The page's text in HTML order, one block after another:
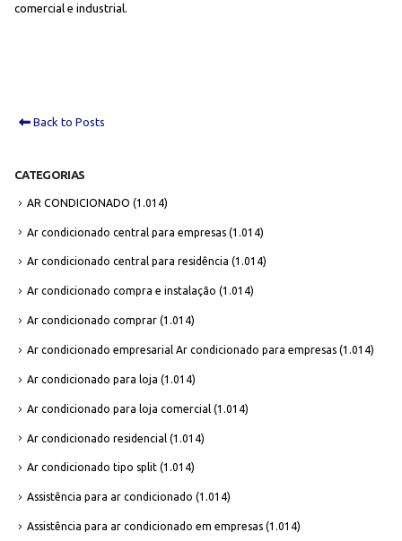
comercial e industrial.
Back to Posts
CATEGORIAS
AR CONDICIONADO (1.014)
Ar condicionado central para empresas (1.014)
Ar condicionado central para residência (1.014)
Ar condicionado compra e instalação (1.014)
Ar condicionado comprar (1.014)
Ar condicionado empresarial Ar condicionado para empresas (1.014)
Ar condicionado para loja (1.014)
Ar condicionado para loja comercial (1.014)
Ar condicionado residencial (1.014)
Ar condicionado tipo split (1.014)
Assistência para ar condicionado (1.014)
Assistência para ar condicionado em empresas (1.014)